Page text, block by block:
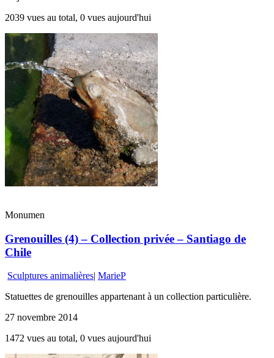
2039 vues au total, 0 vues aujourd'hui
Monumen
Grenouilles (4) – Collection privée – Santiago de
Chile
Sculptures animalières| MarieP
Statuettes de grenouilles appartenant à un collection particulière.
27 novembre 2014
1472 vues au total, 0 vues aujourd'hui